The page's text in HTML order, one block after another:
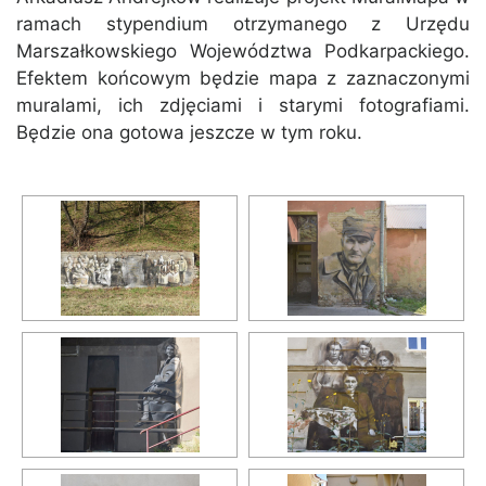
ramach stypendium otrzymanego z Urzędu
Marszałkowskiego Województwa Podkarpackiego.
Efektem końcowym będzie mapa z zaznaczonymi
muralami, ich zdjęciami i starymi fotografiami.
Będzie ona gotowa jeszcze w tym roku.